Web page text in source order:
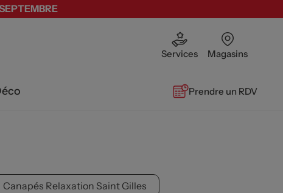
Services Magasins
Prendre un RDV
Canapés Relaxation Saint Gilles